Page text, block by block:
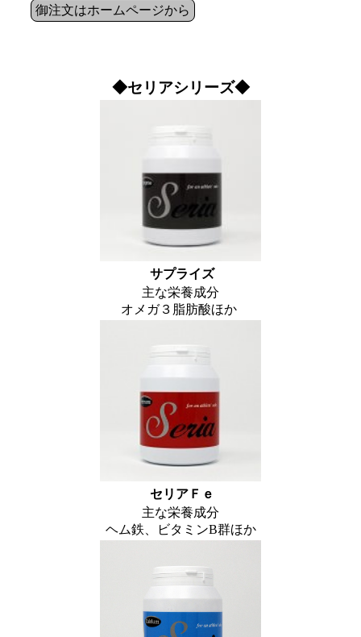
御注文はホームページから
◆セリアシリーズ◆
サプライズ
主な栄養成分
オメガ３脂肪酸ほか
セリアＦｅ
主な栄養成分
ヘム鉄、ビタミンB群ほか